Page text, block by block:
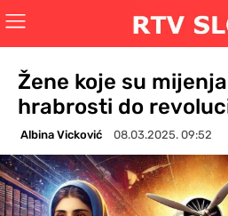
Žene koje su
hrabrosti do
Albina Vicković 08.03.2025. 09:52